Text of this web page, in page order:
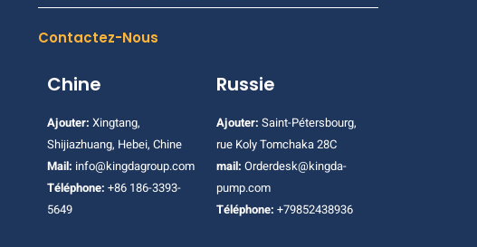
Contactez-Nous
Chine
Ajouter: Xingtang,
Shijiazhuang, Hebei, Chine
Mail: info@kingdagroup.com
Téléphone: +86 186-3393-
5649
Russie
Ajouter: Saint-Pétersbourg,
rue Koly Tomchaka 28C
mail: Orderdesk@kingda-
pump.com
Téléphone: +79852438936